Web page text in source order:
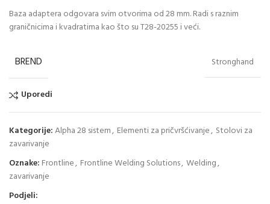
Baza adaptera odgovara svim otvorima od 28 mm. Radi s raznim
graničnicima i kvadratima kao što su T28-20255 i veći.
BREND Stronghand
Uporedi
Kategorije:Alpha 28 sistem, Elementi za pričvršćivanje, Stolovi za
zavarivanje
Oznake: Frontline, Frontline Welding Solutions, Welding,
zavarivanje
Podjeli: